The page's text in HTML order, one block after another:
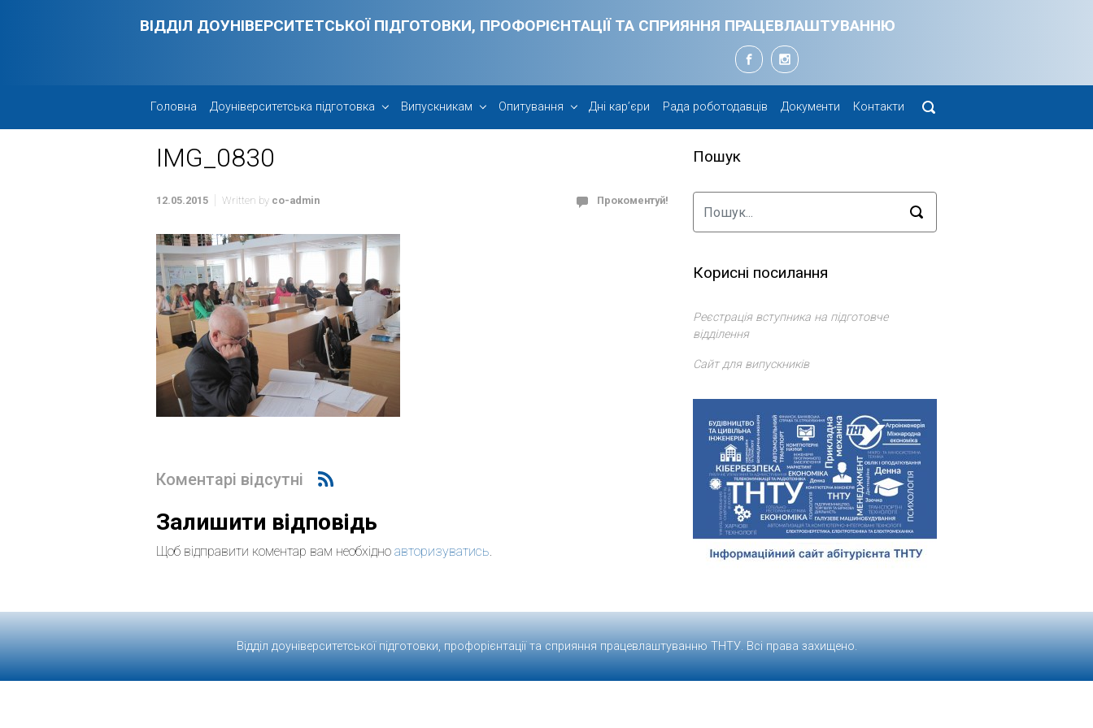
ВІДДІЛ ДОУНІВЕРСИТЕТСЬКОЇ ПІДГОТОВКИ, ПРОФОРІЄНТАЦІЇ ТА СПРИЯННЯ ПРАЦЕВЛАШТУВАННЮ
Головна Доуніверситетська підготовка Випускникам Опитування Дні кар’єри Рада роботодавців Документи Контакти
IMG_0830
12.05.2015 Written by co-admin Прокоментуй!
Коментарі відсутні
Залишити відповідь
Щоб відправити коментар вам необхідно авторизуватись.
Пошук
Корисні посилання
Реєстрація вступника на підготовче
відділення
Сайт для випускників
Відділ доуніверситетської підготовки, профорієнтації та сприяння працевлаштуванню ТНТУ. Всі права захищено.